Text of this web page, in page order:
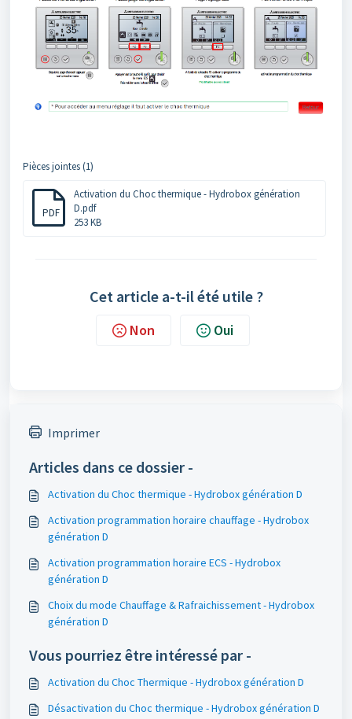
Pièces jointes (1)
PDF
Activation du Choc thermique - Hydrobox génération
D.pdf
253 KB
Cet article a-t-il été utile ?
Non Oui
Imprimer
Articles dans ce dossier -
Activation du Choc thermique - Hydrobox génération D
Activation programmation horaire chauffage - Hydrobox
génération D
Activation programmation horaire ECS - Hydrobox
génération D
Choix du mode Chauffage & Rafraichissement - Hydrobox
génération D
Vous pourriez être intéressé par -
Activation du Choc Thermique - Hydrobox génération D
Désactivation du Choc thermique - Hydrobox génération D